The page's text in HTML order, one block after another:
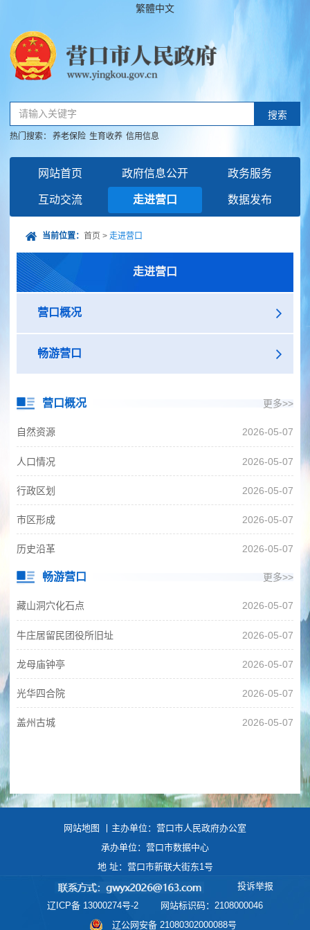
繁體中文
请输入关键字 搜索
热门搜索： 养老保险 生育收养 信用信息
网站首页 政府信息公开 政务服务
互动交流 走进营口 数据发布
当前位置： 首页 > 走进营口
走进营口
营口概况
畅游营口
营口概况 更多>>
自然资源 2026-05-07
人口情况 2026-05-07
行政区划 2026-05-07
市区形成 2026-05-07
历史沿革 2026-05-07
畅游营口 更多>>
藏山洞穴化石点 2026-05-07
牛庄居留民团役所旧址 2026-05-07
龙母庙钟亭 2026-05-07
光华四合院 2026-05-07
盖州古城 2026-05-07
网站地图
丨主办单位：营口市人民政府办公室
承办单位：营口市数据中心
地 址：营口市新联大街东1号
投诉举报
辽ICP备 13000274号-2
网站标识码：2108000046
辽公网安备 21080302000088号